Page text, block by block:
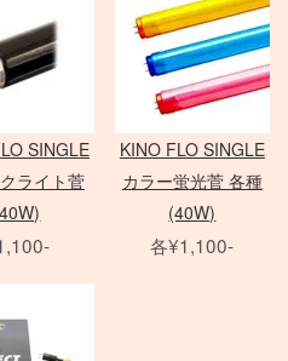
門 姉妹店「スプール」
SINGLE
ライト菅
KINO FLO SINGLE
カラー蛍光菅 各種
(40W)
各¥1,100-